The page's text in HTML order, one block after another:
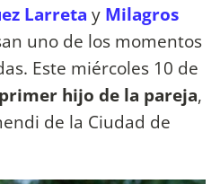
Larreta y Milagros
uno de los momentos
Este miércoles 10 de
hijo de la pareja,
de la Ciudad de